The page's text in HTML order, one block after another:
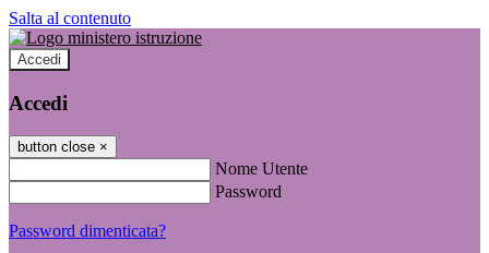
Salta al contenuto
Accedi
Accedi
button close ×
Nome Utente
Password
Password dimenticata?